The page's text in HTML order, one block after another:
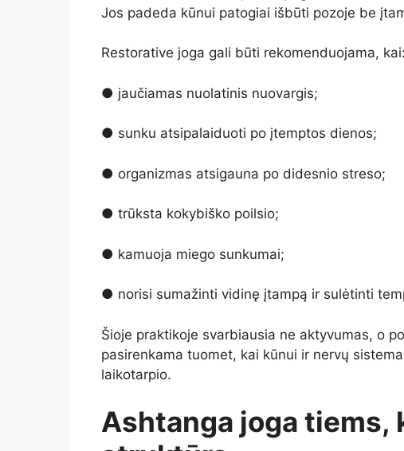
Jos padeda kūnui patogiai išbūti pozoje be
Restorative joga gali būti rekomenduojama, kai:
● jaučiamas nuolatinis nuovargis;
● sunku atsipalaiduoti po įtemptos dienos;
● organizmas atsigauna po didesnio streso;
● trūksta kokybiško poilsio;
● kamuoja miego sunkumai;
● norisi sumažinti vidinę įtampą ir sulėtinti
Šioje praktikoje svarbiausia ne aktyvumas, o
pasirenkama tuomet, kai kūnui ir nervų
laikotarpio.
Ashtanga joga tiems,